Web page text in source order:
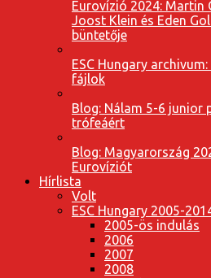
Eurovízió 2024: Martin
Joost Klein és Eden
büntetője
ESC Hungary
fájlok
Blog: Nálam 5-6 junior
trófeáért
Blog: Magyarország
Eurovíziót
Hírlista
Volt
ESC Hungary 2005-
2005-ös indulás
2006
2007
2008